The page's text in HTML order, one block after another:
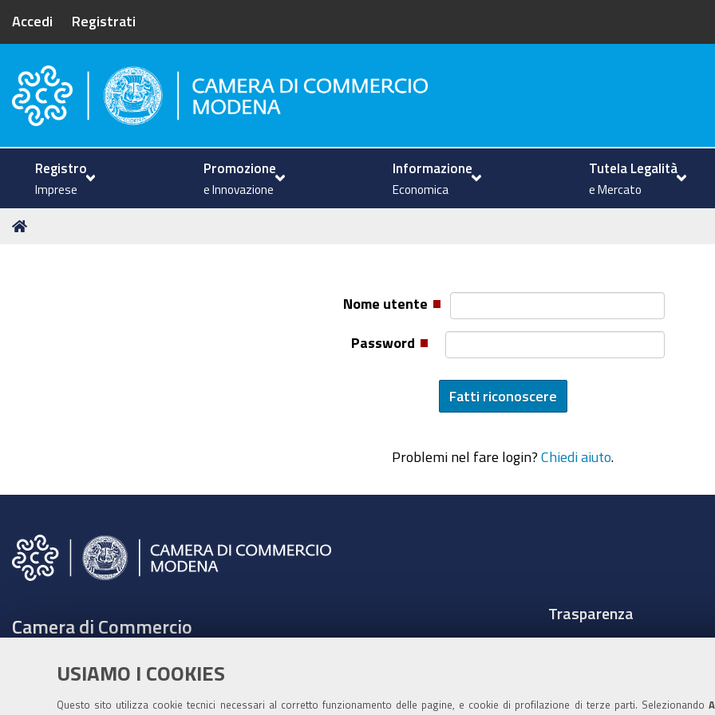
USIAMO I COOKIES
Questo sito utilizza cookie tecnici necessari al corretto funzionamento delle pagine, e cookie di profilazione di terze parti. Selezionando
Accedi Registrati
Camera di Commercio di Modena
Registro
Imprese
Promozione
e Innovazione
Informazione
Economica
Tutela Legalità
e Mercato
Tu
Nome utente
Password
Problemi nel fare login? Chiedi aiuto
Camera di Commercio
Tel. 059208111 -URP
Contabilità speciale Banca d'Italia:
Trasparenza
Pubblicità Legale